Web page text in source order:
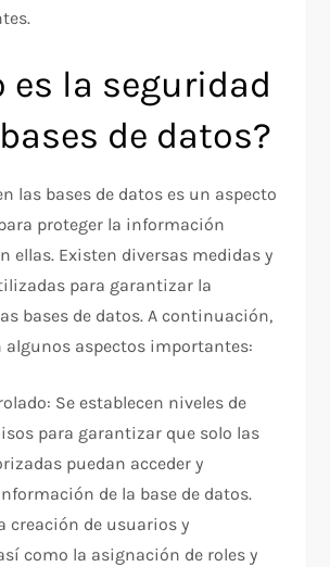
es la seguridad
de datos?
las bases de datos es un aspecto
proteger la información
ellas. Existen diversas medidas y
para garantizar la
bases de datos. A continuación,
algunos aspectos importantes:
Se establecen niveles de
para garantizar que solo las
puedan acceder y
de la base de datos.
creación de usuarios y
como la asignación de roles y